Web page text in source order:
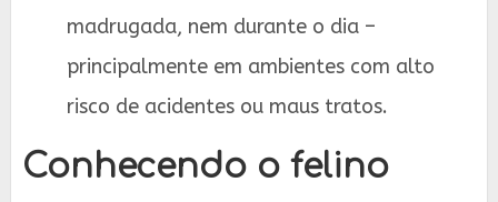
madrugada, nem durante o dia –
principalmente em ambientes com alto
risco de acidentes ou maus tratos.
Conhecendo o felino